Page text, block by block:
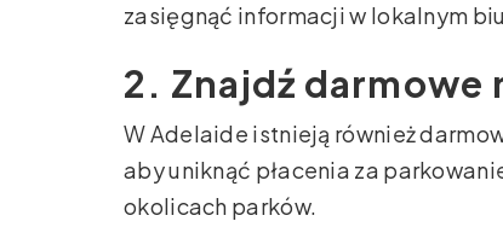
zasięgnąć informacji w lokalnym
2. Znajdź
W Adelaide istnieją również
aby uniknąć płacenia za
okolicach parków.